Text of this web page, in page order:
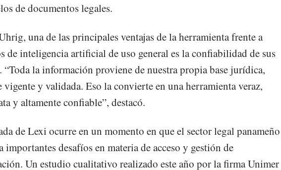
de documentos legales.
una de las principales ventajas de la herramienta frente a
de inteligencia artificial de uso general es la confiabilidad de sus
“Toda la información proviene de nuestra propia base jurídica,
vigente y validada. Eso la convierte en una herramienta veraz,
y altamente confiable”, destacó.
de Lexi ocurre en un momento en que el sector legal panameño
importantes desafíos en materia de acceso y gestión de
Un estudio cualitativo realizado este año por la firma Unimer